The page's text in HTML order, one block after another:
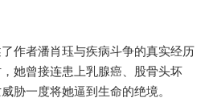
作者潘肖珏与疾病斗争的真实经历
她曾接连患上乳腺癌、股骨头坏
胁一度将她逼到生命的绝境。